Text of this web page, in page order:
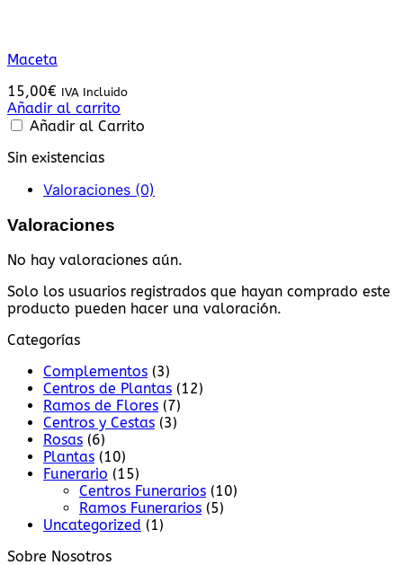
Maceta
15,00€ IVA Incluido
Añadir al carrito
Añadir al Carrito
Sin existencias
Valoraciones (0)
Valoraciones
No hay valoraciones aún.
Solo los usuarios registrados que hayan comprado este
producto pueden hacer una valoración.
Categorías
Complementos (3)
Centros de Plantas (12)
Ramos de Flores (7)
Centros y Cestas (3)
Rosas (6)
Plantas (10)
Funerario (15)
Centros Funerarios (10)
Ramos Funerarios (5)
Uncategorized (1)
Sobre Nosotros